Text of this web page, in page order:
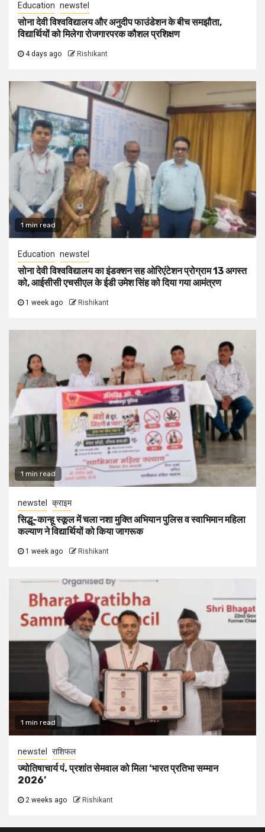
Education newstel
सोना देवी विश्वविद्यालय और अनुदीप फाउंडेशन के बीच समझौता,
विद्यार्थियों को मिलेगा रोजगारपरक कौशल प्रशिक्षण
4 days ago Rishikant
1 min read
Education newstel
सोना देवी विश्वविद्यालय का इंडक्शन सह ओरिएंटेशन प्रोग्राम 13 अगस्त
को, आईसीसी एचसीएल के ईडी उमेश सिंह को दिया गया आमंत्रण
1 week ago Rishikant
1 min read
newstel क्राइम
सिद्धू-कान्हू स्कूल में चला नशा मुक्ति अभियान पुलिस व स्वाभिमान महिला
कल्याण ने विद्यार्थियों को किया जागरूक
1 week ago Rishikant
1 min read
newstel राशिफल
ज्योतिषाचार्य पं. प्रशांत सेमवाल को मिला ‘भारत प्रतिभा सम्मान
2026’
2 weeks ago Rishikant